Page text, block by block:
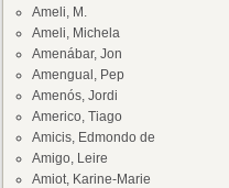
Ameli, M.
Ameli, Michela
Amenábar, Jon
Amengual, Pep
Amenós, Jordi
Americo, Tiago
Amicis, Edmondo de
Amigo, Leire
Amiot, Karine-Marie